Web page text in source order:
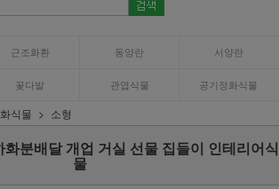
근조화환 동양란 서양란
꽃다발 관엽식물 공기정화식물
식물 소형
분배달 개업 거실 선물 집들이 인테리어식
물